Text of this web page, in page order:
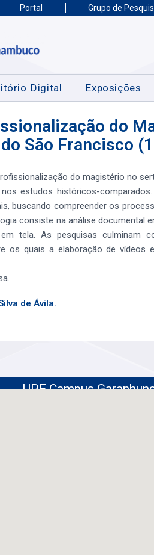
Portal Grupo de
Digital Exposições
do
São Francisco
do magistério no
estudos históricos-
buscando compreender os
consiste na análise documental
tela. As pesquisas culminam
os quais a elaboração de vídeos
de Ávila.
UPE Campus